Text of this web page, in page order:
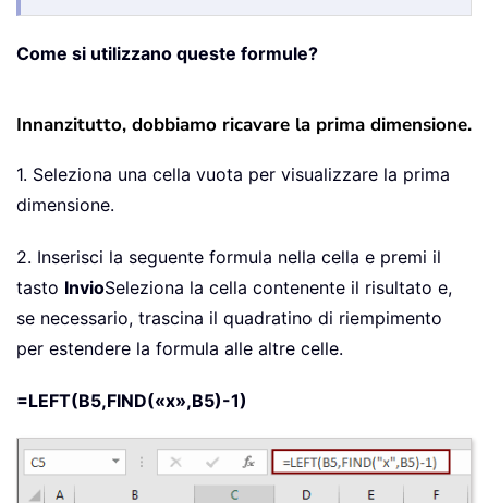
Come si utilizzano queste formule?
Innanzitutto, dobbiamo ricavare la prima dimensione.
1. Seleziona una cella vuota per visualizzare la prima
dimensione.
2. Inserisci la seguente formula nella cella e premi il
tasto InvioSeleziona la cella contenente il risultato e,
se necessario, trascina il quadratino di riempimento
per estendere la formula alle altre celle.
=LEFT(B5,FIND(«x»,B5)-1)